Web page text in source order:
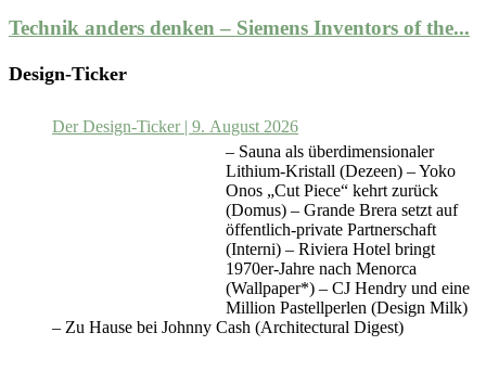
Technik anders denken – Siemens Inventors of the...
Design-Ticker
Der Design-Ticker | 9. August 2026
– Sauna als überdimensionaler
Lithium-Kristall (Dezeen) – Yoko
Onos „Cut Piece“ kehrt zurück
(Domus) – Grande Brera setzt auf
öffentlich-private Partnerschaft
(Interni) – Riviera Hotel bringt
1970er-Jahre nach Menorca
(Wallpaper*) – CJ Hendry und eine
Million Pastellperlen (Design Milk)
– Zu Hause bei Johnny Cash (Architectural Digest)